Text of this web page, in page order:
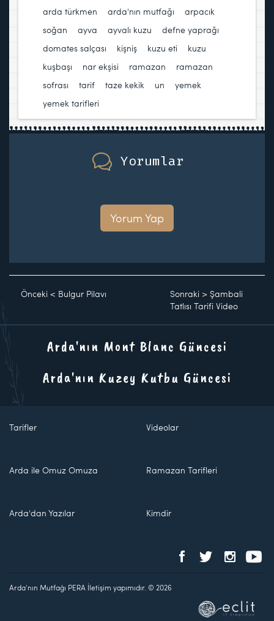
arda türkmen
arda'nın mutfağı
arpacık
soğan
ayva ayvalı kuzu defne yaprağı
domates salçası
kişniş kuzu eti
kuzu
kuşbaşı
nar ekşisi ramazan
ramazan
sofrası
tarif taze kekik un yemek
yemek tarifleri
Yorumlar
Yorum Yap
Önceki < Bulgur Pilavı Sonraki >Şambali
Tatlısı Tarifi Video
Arda'nın Mont Blanc Güncesi
Arda'nın Kuzey Kutbu Güncesi
Tarifler Videolar
Arda ile Omuz Omuza Ramazan Tarifleri
Arda'dan Yazılar Kimdir
Arda'nın Mutfağı PERA İletişim yapımıdır. © 2026